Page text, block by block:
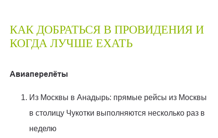
КАК ДОБРАТЬСЯ В ПРОВИДЕНИЯ И
КОГДА ЛУЧШЕ ЕХАТЬ
Авиаперелёты
Из Москвы в Анадырь: прямые рейсы из Москвы
в столицу Чукотки выполняются несколько раз в
неделю